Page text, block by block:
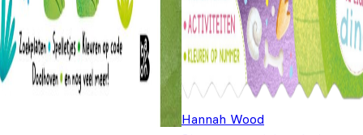
Hannah Wood